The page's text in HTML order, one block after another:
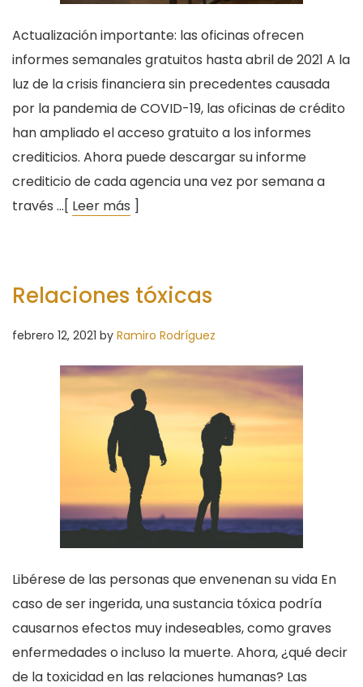
Actualización importante: las oficinas ofrecen
informes semanales gratuitos hasta abril de 2021 A la
luz de la crisis financiera sin precedentes causada
por la pandemia de COVID-19, las oficinas de crédito
han ampliado el acceso gratuito a los informes
crediticios. Ahora puede descargar su informe
crediticio de cada agencia una vez por semana a
través …[ Leer más ]
Relaciones tóxicas
febrero 12, 2021 by Ramiro Rodríguez
Libérese de las personas que envenenan su vida En
caso de ser ingerida, una sustancia tóxica podría
causarnos efectos muy indeseables, como graves
enfermedades o incluso la muerte. Ahora, ¿qué decir
de la toxicidad en las relaciones humanas? Las